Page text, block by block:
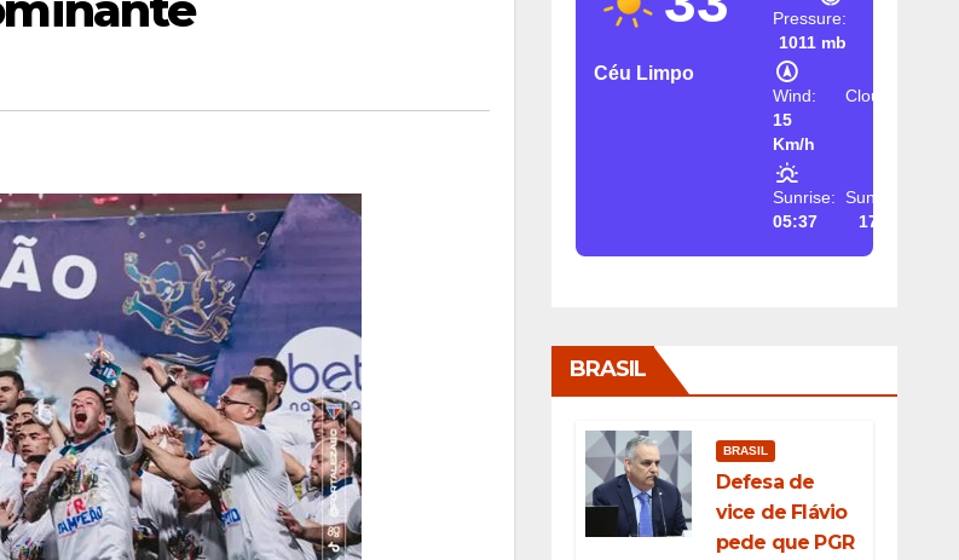
Céu Limpo
Pressure:
1011 mb
Wind:
15
Km/h
Clouds:
Sunrise:
05:37
Sunset:
17:26
BRASIL
BRASIL
Defesa de
vice de Flávio
pede que PGR